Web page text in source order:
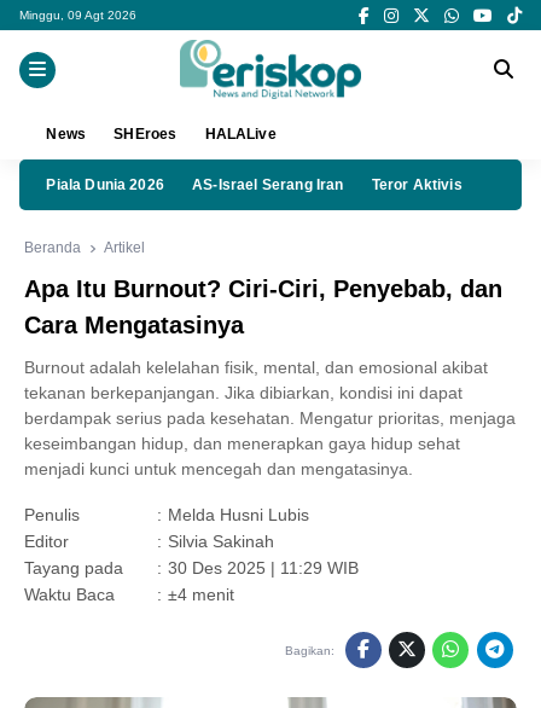
Minggu, 09 Agt 2026
News SHEroes HALALive
Piala Dunia 2026 AS-Israel Serang Iran Teror Aktivis
Beranda Artikel
Apa Itu Burnout? Ciri-Ciri, Penyebab, dan
Cara Mengatasinya
Burnout adalah kelelahan fisik, mental, dan emosional akibat
tekanan berkepanjangan. Jika dibiarkan, kondisi ini dapat
berdampak serius pada kesehatan. Mengatur prioritas, menjaga
keseimbangan hidup, dan menerapkan gaya hidup sehat
menjadi kunci untuk mencegah dan mengatasinya.
Penulis : Melda Husni Lubis
Editor
: Silvia Sakinah
Tayang pada
: 30 Des 2025 | 11:29 WIB
Waktu Baca
: ±4 menit
Bagikan: